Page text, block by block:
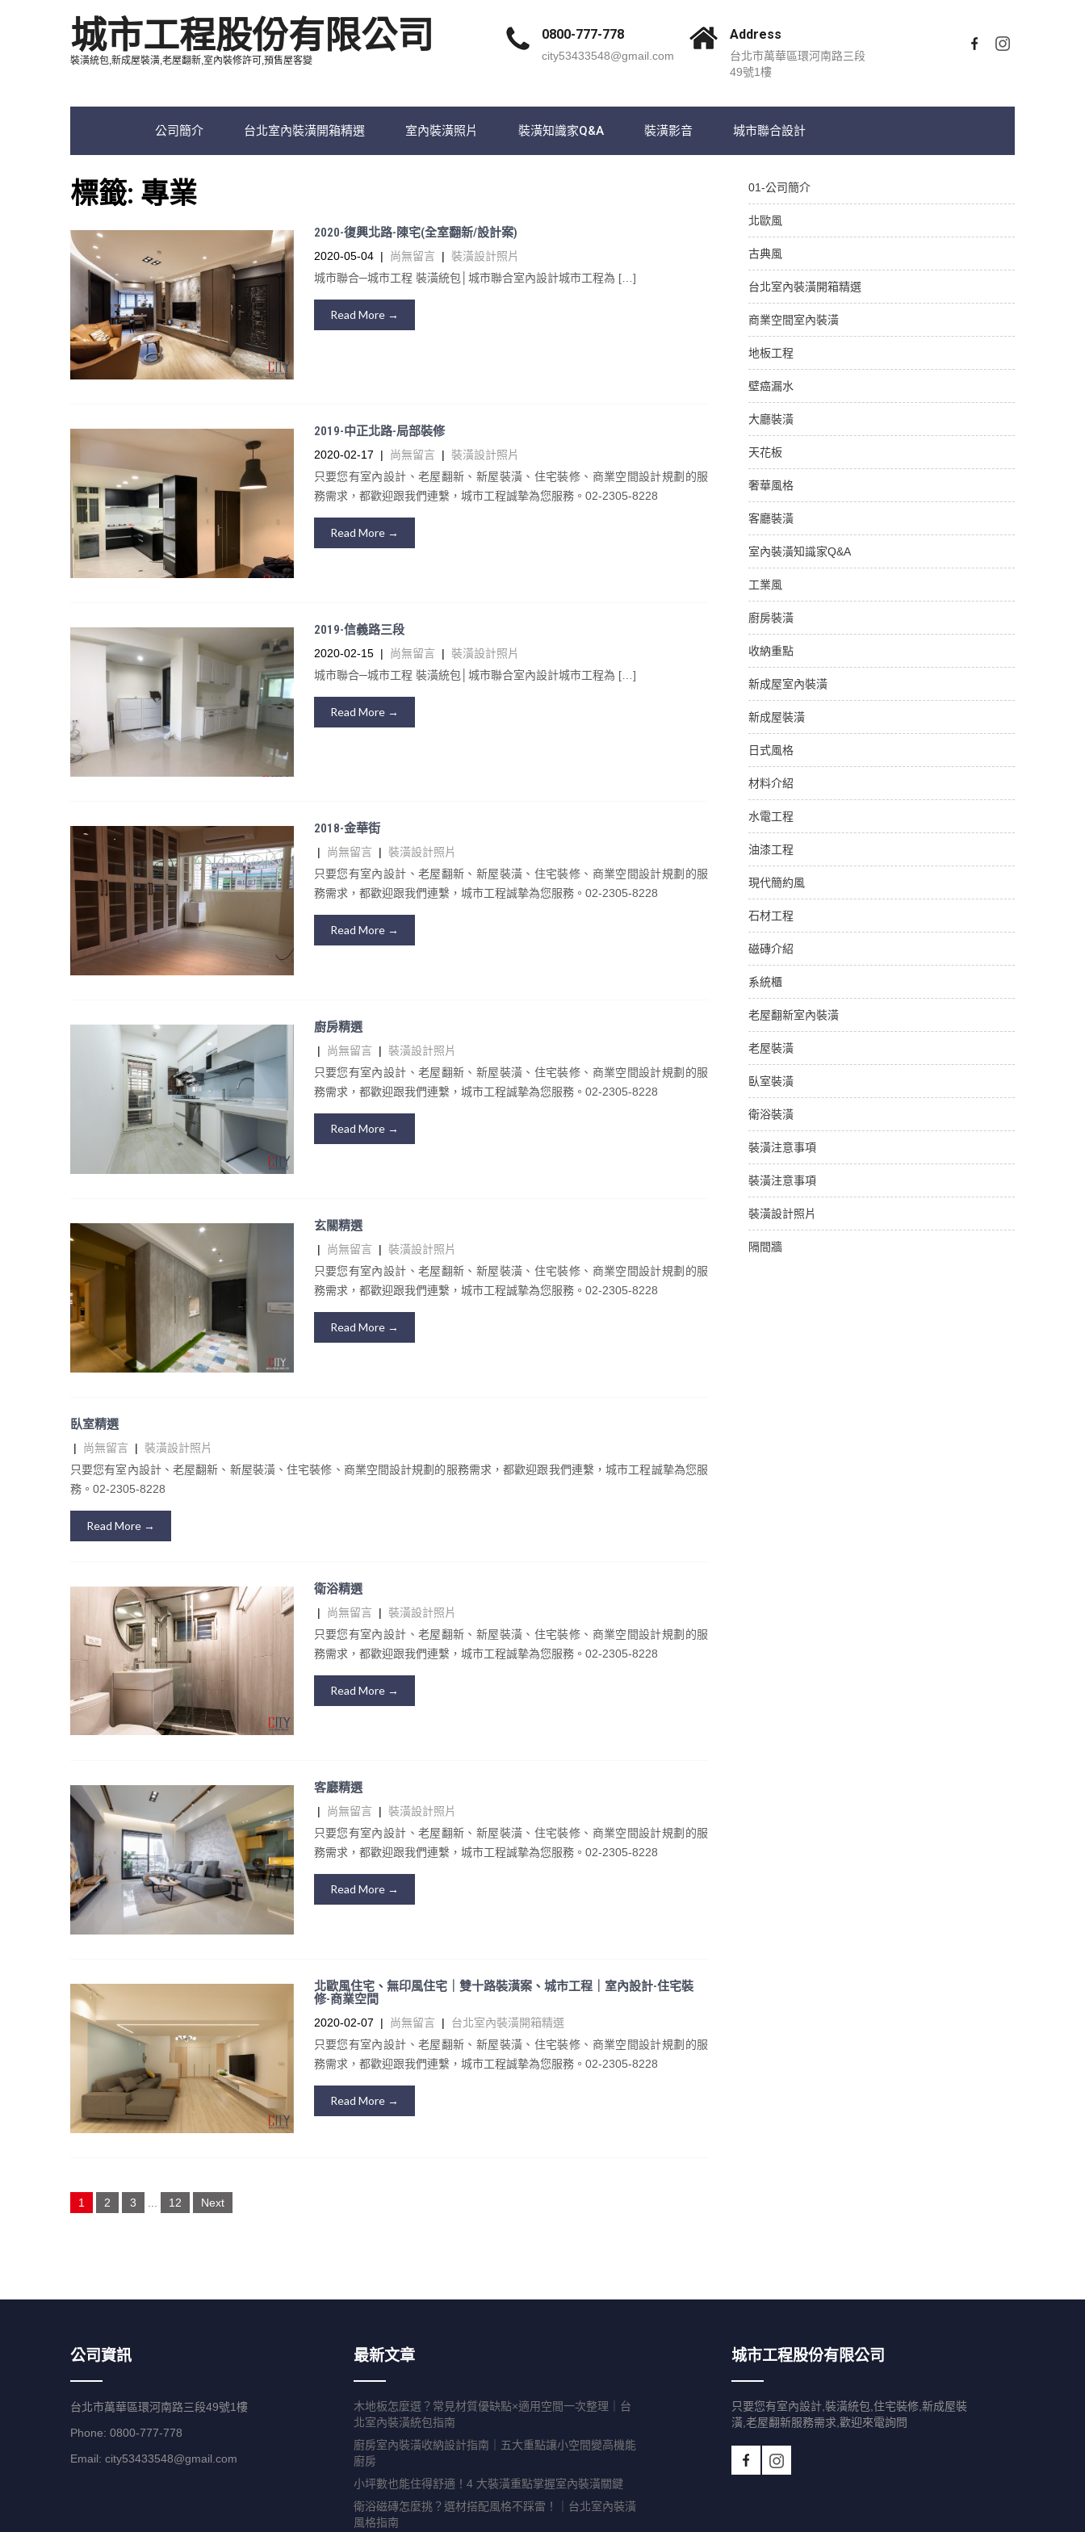
城市工程股份有限公司
裝潢統包,新成屋裝潢,老屋翻新,室內裝修許可,預售屋客變
0800-777-778
city53433548@gmail.com
Address
台北市萬華區環河南路三段
49號1樓
公司簡介 台北室內裝潢開箱精選 室內裝潢照片 裝潢知識家Q&A 裝潢影音 城市聯合設計
標籤: 專業
2020-復興北路-陳宅(全室翻新/設計案)
2020-05-04 | 尚無留言 | 裝潢設計照片
城市聯合─城市工程 裝潢統包│城市聯合室內設計城市工程為 […]
Read More →
2019-中正北路-局部裝修
2020-02-17 | 尚無留言 | 裝潢設計照片
只要您有室內設計、老屋翻新、新屋裝潢、住宅裝修、商業空間設計規劃的服
務需求，都歡迎跟我們連繫，城市工程誠摯為您服務。02-2305-8228
Read More →
2019-信義路三段
2020-02-15 | 尚無留言 | 裝潢設計照片
城市聯合─城市工程 裝潢統包│城市聯合室內設計城市工程為 […]
Read More →
2018-金華街
| 尚無留言 | 裝潢設計照片
只要您有室內設計、老屋翻新、新屋裝潢、住宅裝修、商業空間設計規劃的服
務需求，都歡迎跟我們連繫，城市工程誠摯為您服務。02-2305-8228
Read More →
廚房精選
| 尚無留言 | 裝潢設計照片
只要您有室內設計、老屋翻新、新屋裝潢、住宅裝修、商業空間設計規劃的服
務需求，都歡迎跟我們連繫，城市工程誠摯為您服務。02-2305-8228
Read More →
玄關精選
| 尚無留言 | 裝潢設計照片
只要您有室內設計、老屋翻新、新屋裝潢、住宅裝修、商業空間設計規劃的服
務需求，都歡迎跟我們連繫，城市工程誠摯為您服務。02-2305-8228
Read More →
臥室精選
| 尚無留言 | 裝潢設計照片
只要您有室內設計、老屋翻新、新屋裝潢、住宅裝修、商業空間設計規劃的服務需求，都歡迎跟我們連繫，城市工程誠摯為您服
務。02-2305-8228
Read More →
衛浴精選
| 尚無留言 | 裝潢設計照片
只要您有室內設計、老屋翻新、新屋裝潢、住宅裝修、商業空間設計規劃的服
務需求，都歡迎跟我們連繫，城市工程誠摯為您服務。02-2305-8228
Read More →
客廳精選
| 尚無留言 | 裝潢設計照片
只要您有室內設計、老屋翻新、新屋裝潢、住宅裝修、商業空間設計規劃的服
務需求，都歡迎跟我們連繫，城市工程誠摯為您服務。02-2305-8228
Read More →
北歐風住宅、無印風住宅｜雙十路裝潢案、城市工程｜室內設計-住宅裝
修-商業空間
2020-02-07 | 尚無留言 | 台北室內裝潢開箱精選
只要您有室內設計、老屋翻新、新屋裝潢、住宅裝修、商業空間設計規劃的服
務需求，都歡迎跟我們連繫，城市工程誠摯為您服務。02-2305-8228
Read More →
Posts
navigation
1 2 3 12 Next
01-公司簡介
北歐風
古典風
台北室內裝潢開箱精選
商業空間室內裝潢
地板工程
壁癌漏水
大廳裝潢
天花板
奢華風格
客廳裝潢
室內裝潢知識家Q&A
工業風
廚房裝潢
收納重點
新成屋室內裝潢
新成屋裝潢
日式風格
材料介紹
水電工程
油漆工程
現代簡約風
石材工程
磁磚介紹
系統櫃
老屋翻新室內裝潢
老屋裝潢
臥室裝潢
衛浴裝潢
裝潢注意事項
裝潢注意事項
裝潢設計照片
隔間牆
公司資訊
台北市萬華區環河南路三段49號1樓
Phone: 0800-777-778
Email: city53433548@gmail.com
最新文章
木地板怎麼選？常見材質優缺點×適用空間一次整理｜台
北室內裝潢統包指南
廚房室內裝潢收納設計指南｜五大重點讓小空間變高機能
廚房
小坪數也能住得舒適！4 大裝潢重點掌握室內裝潢關鍵
衛浴磁磚怎麼挑？選材搭配風格不踩雷！｜台北室內裝潢
風格指南
城市工程股份有限公司
只要您有室內設計,裝潢統包,住宅裝修,新成屋裝
潢,老屋翻新服務需求,歡迎來電詢問